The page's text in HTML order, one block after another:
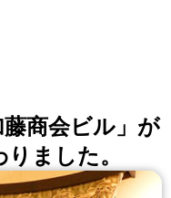
商会ビル」が
ました。